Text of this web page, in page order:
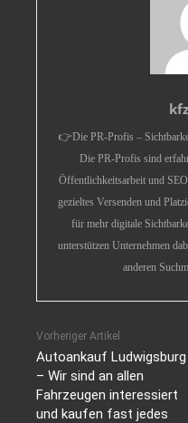
👉Die PR-Profis –
Die PR-Profis sind
Öffentlichkeitsarbeit und
gezieltes Versenden und
für mehr digitale
unterstützen Unternehmen
anderen
Vorheriger Artikel
Autoankauf Ludwigsburg
– Wir sind an allen
Fahrzeugen interessiert
und kaufen fast jedes